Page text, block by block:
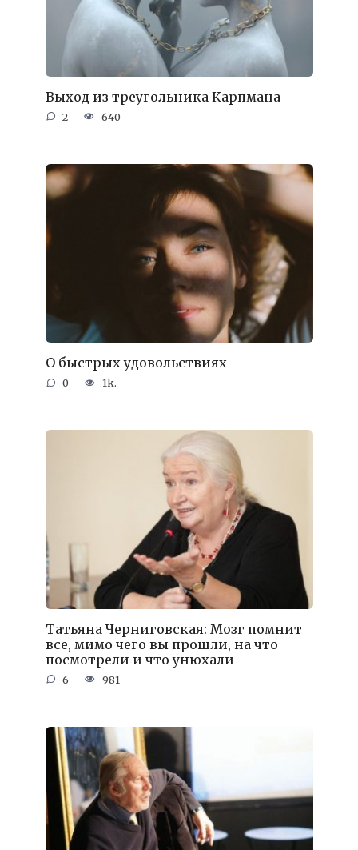
Выход из треугольника Карпмана
2 640
О быстрых удовольствиях
0 1k.
Татьяна Черниговская: Мозг помнит
все, мимо чего вы прошли, на что
посмотрели и что унюхали
6 981